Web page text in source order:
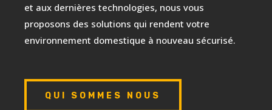
et aux dernières technologies, nous vous
proposons des solutions qui rendent votre
environnement domestique à nouveau sécurisé.
QUI SOMMES NOUS